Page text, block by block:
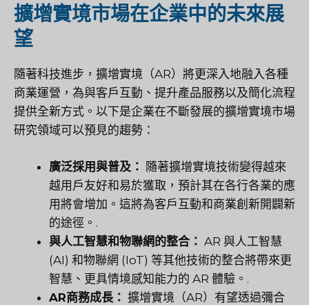
擴增實境市場在企業中的未來展
望
隨著科技進步，擴增實境（AR）將更深入地融入各種
商業運營，為與客戶互動、提升產品服務以及簡化流程
提供全新方式。以下是企業在不斷發展的擴增實境市場
研究領域可以預見的趨勢：
廣泛採用與普及： 隨著擴增實境技術變得越來
越用戶友好和易於獲取，預計其在各行各業的應
用將會增加。這將為客戶互動和商業創新開闢新
的途徑。.
與人工智慧和物聯網的整合： AR 與人工智慧
(AI) 和物聯網 (IoT) 等其他技術的整合將帶來更
智慧、更具情境感知能力的 AR 體驗。.
AR商務成長： 擴增實境（AR）有望透過彌合